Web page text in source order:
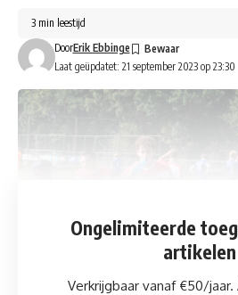
Laat geüpdatet: 21 september 2023 op 23:30
DoorErik Ebbinge
3 min leestijd
Ongelimiteerde
artikelen
Verkrijgbaar vanaf €50/jaar.